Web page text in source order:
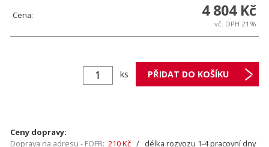
Cena: 4 804 Kč
vč. DPH 21%
ks
Ceny dopravy:
Doprava na adresu - FOFR: 210 Kč / délka rozvozu 1-4 pracovní dny